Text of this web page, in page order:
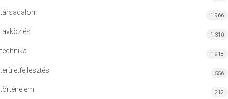
társadalom 1 966
távközlés 1 310
technika 1 918
területfejlesztés 556
történelem 212